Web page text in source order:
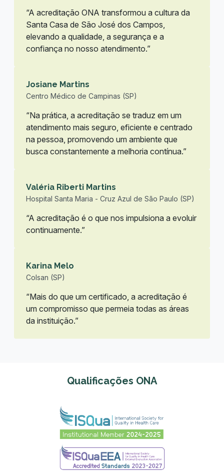
“A acreditação ONA transformou a cultura da
Santa Casa de São José dos Campos,
elevando a qualidade, a segurança e a
confiança no nosso atendimento.”
Josiane Martins
Centro Médico de Campinas (SP)
“Na prática, a acreditação se traduz em um
atendimento mais seguro, eficiente e centrado
na pessoa, promovendo um ambiente que
busca constantemente a melhoria contínua.”
Valéria Riberti Martins
Hospital Santa Maria - Cruz Azul de São Paulo (SP)
“A acreditação é o que nos impulsiona a evoluir
continuamente.”
Karina Melo
Colsan (SP)
“Mais do que um certificado, a acreditação é
um compromisso que permeia todas as áreas
da instituição.”
Qualificações ONA